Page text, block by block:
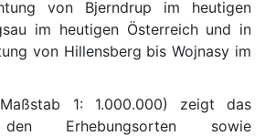
von Bjerndrup im heutigen
im heutigen Österreich und in
von Hillensberg bis Wojnasy im
1: 1.000.000) zeigt das
Erhebungsorten sowie